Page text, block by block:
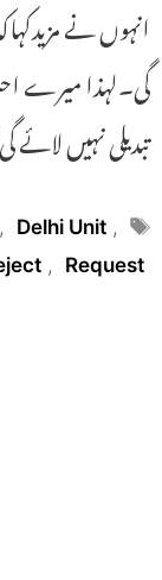
انہوں نے
گی۔لہذا میرے
تبدیلی نہیں لائے
Tags
, Delhi Unit ,
, Request